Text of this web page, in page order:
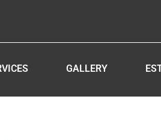
GALLERY